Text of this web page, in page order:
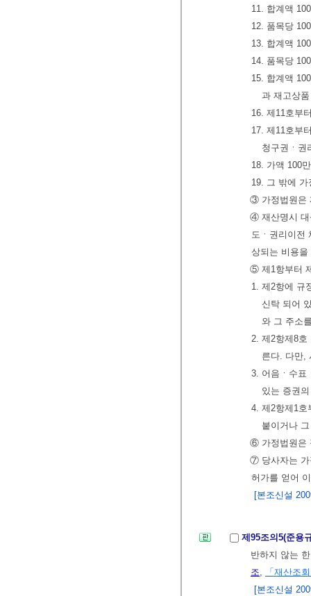
11. 합계액
12. 품목당
13. 합계액
14. 품목당
15. 합계액
과 재고상품
16. 제11호부
17. 제11호부
청구권ㆍ권
18. 가액 100
19. 그 밖에
③ 가정법원은
④ 재산명시 대
도ㆍ권리이전
상되는 비용
⑤ 제1항부터
1. 제2항에 규
신탁 되어
와 그 주소
2. 제2항제8호
른다. 다만,
3. 어음ㆍ수표
있는 증권
4. 제2항제1호
붙이거나
⑥ 가정법원은
⑦ 당사자는 가
허가를 얻어
[본조신설
제95조의5(준용
반하지 않는
조
「재산조
[본조신설